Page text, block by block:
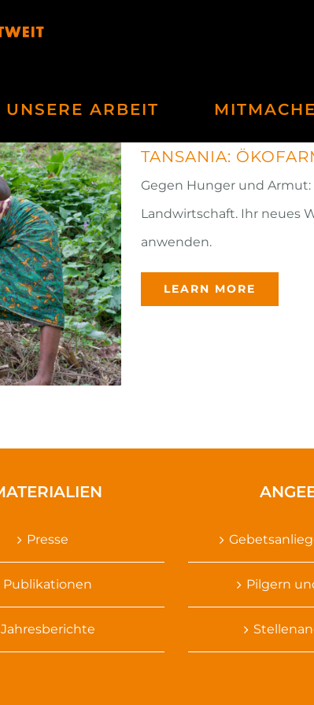
UNSERE ARBEIT
TANSANIA:
Gegen Hunger und
Landwirtschaft. Ihr neues
anwenden.
LEARN MORE
Presse
Publikationen
Jahresberichte
Pilgern